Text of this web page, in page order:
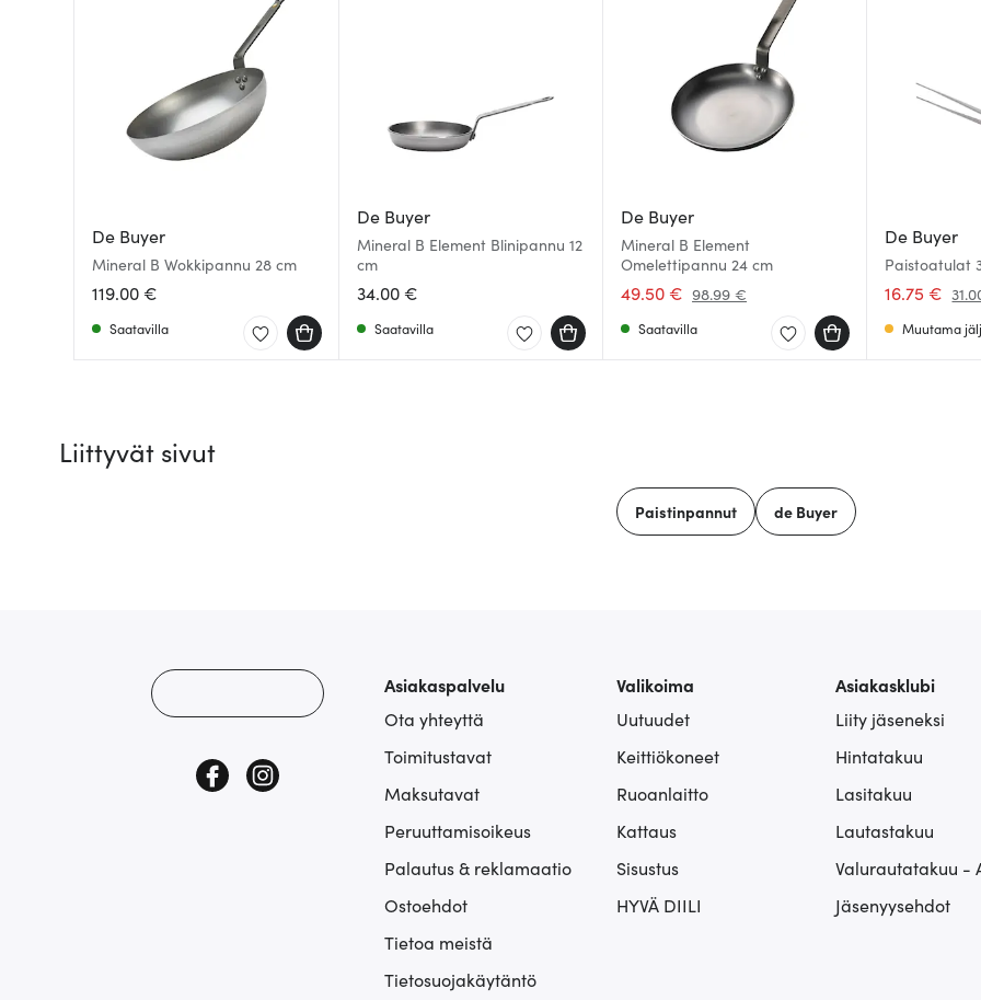
De Buyer
Mineral B Wokkipannu 28 cm
119.00 €
Saatavilla
De Buyer
Mineral B Element Blinipannu 12
cm
34.00 €
Saatavilla
De Buyer
Mineral B Element
Omelettipannu 24 cm
49.50 € 98.99 €
Saatavilla
De Buyer
Paistoatulat
16.75 €
Muutama
Liittyvät sivut
Paistinpannut de Buyer
Asiakaspalvelu
Ota yhteyttä
Toimitustavat
Maksutavat
Peruuttamisoikeus
Palautus & reklamaatio
Ostoehdot
Tietoa meistä
Tietosuojakäytäntö
Valikoima
Uutuudet
Keittiökoneet
Ruoanlaitto
Kattaus
Sisustus
HYVÄ DIILI
Asiakasklubi
Liity jäseneksi
Hintatakuu
Lasitakuu
Lautastakuu
Valurautatakuu -
Jäsenyysehdot